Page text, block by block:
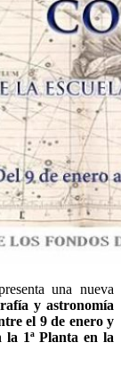
una nueva
y astronomía
el 9 de enero y
la 1ª Planta en la